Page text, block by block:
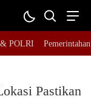
POLRI Pemerintahan
Pastikan